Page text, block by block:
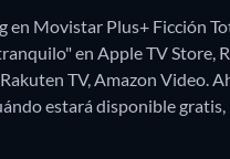
Movistar Plus+ Ficción
en Apple TV Store,
TV, Amazon Video.
estará disponible gratis,